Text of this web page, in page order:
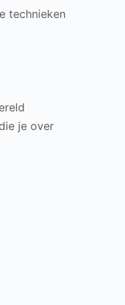
technieken
je over